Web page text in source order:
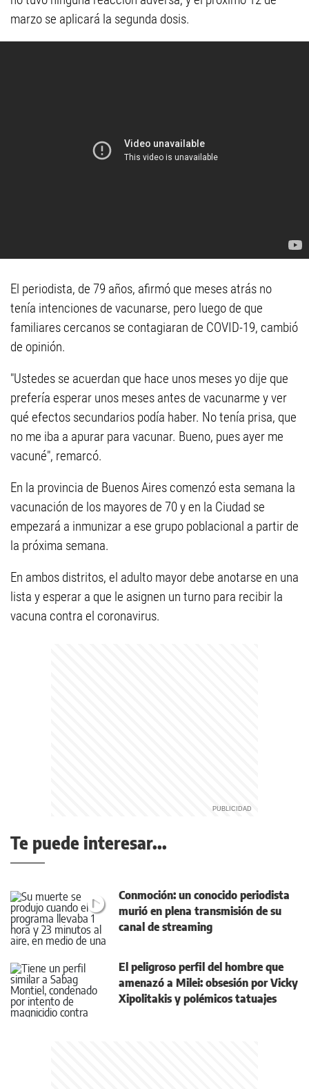
marzo se aplicará la segunda dosis.
El periodista, de 79 años, afirmó que meses atrás no
tenía intenciones de vacunarse, pero luego de que
familiares cercanos se contagiaran de COVID-19, cambió
de opinión.
"Ustedes se acuerdan que hace unos meses yo dije que
prefería esperar unos meses antes de vacunarme y ver
qué efectos secundarios podía haber. No tenía prisa, que
no me iba a apurar para vacunar. Bueno, pues ayer me
vacuné", remarcó.
En la provincia de Buenos Aires comenzó esta semana la
vacunación de los mayores de 70 y en la Ciudad se
empezará a inmunizar a ese grupo poblacional a partir de
la próxima semana.
En ambos distritos, el adulto mayor debe anotarse en una
lista y esperar a que le asignen un turno para recibir la
vacuna contra el coronavirus.
Te puede interesar...
Conmoción: un conocido periodista
murió en plena transmisión de su
canal de streaming
El peligroso perfil del hombre que
amenazó a Milei: obsesión por Vicky
Xipolitakis y polémicos tatuajes